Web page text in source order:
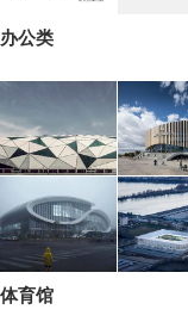
办公类
体育馆